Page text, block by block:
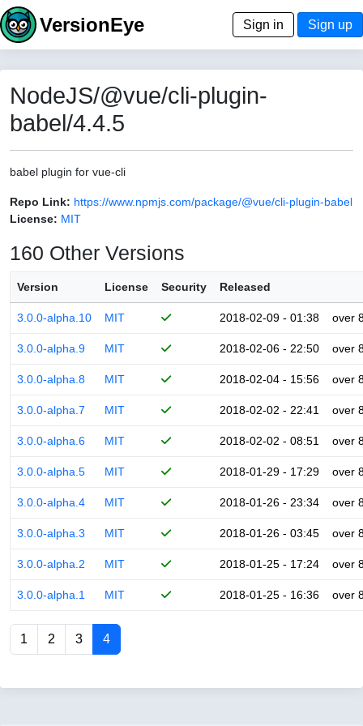
VersionEye Sign in Sign up
NodeJS/@vue/cli-plugin-
babel/4.4.5
babel plugin for vue-cli
Repo Link: https://www.npmjs.com/package/@vue/cli-plugin-babel
License: MIT
160 Other Versions
Version License Security Released
3.0.0-alpha.10 MIT 2018-02-09 - 01:38 over
3.0.0-alpha.9 MIT 2018-02-06 - 22:50 over
3.0.0-alpha.8 MIT 2018-02-04 - 15:56 over
3.0.0-alpha.7 MIT 2018-02-02 - 22:41 over
3.0.0-alpha.6 MIT 2018-02-02 - 08:51 over
3.0.0-alpha.5 MIT 2018-01-29 - 17:29 over
3.0.0-alpha.4 MIT 2018-01-26 - 23:34 over
3.0.0-alpha.3 MIT 2018-01-26 - 03:45 over
3.0.0-alpha.2 MIT 2018-01-25 - 17:24 over
3.0.0-alpha.1 MIT 2018-01-25 - 16:36 over
1 2 3 4